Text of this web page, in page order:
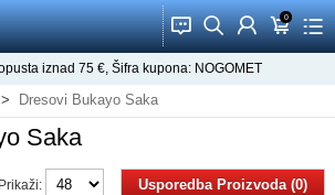
󰂱 󰂨 󰃳 0
󰃦 󰃖
iznad 75 €, Šifra kupona: NOGOMET
Dresovi Bukayo Saka
Saka
Usporedba Proizvoda (0)
Prikaži: